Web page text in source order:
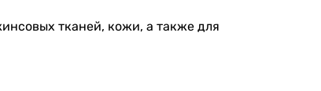
тканей, кожи, а также для